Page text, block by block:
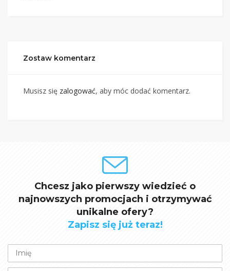
Zostaw komentarz
Musisz się zalogować, aby móc dodać komentarz.
Chcesz jako pierwszy wiedzieć o
najnowszych promocjach i otrzymywać
unikalne ofery?
Zapisz się już teraz!